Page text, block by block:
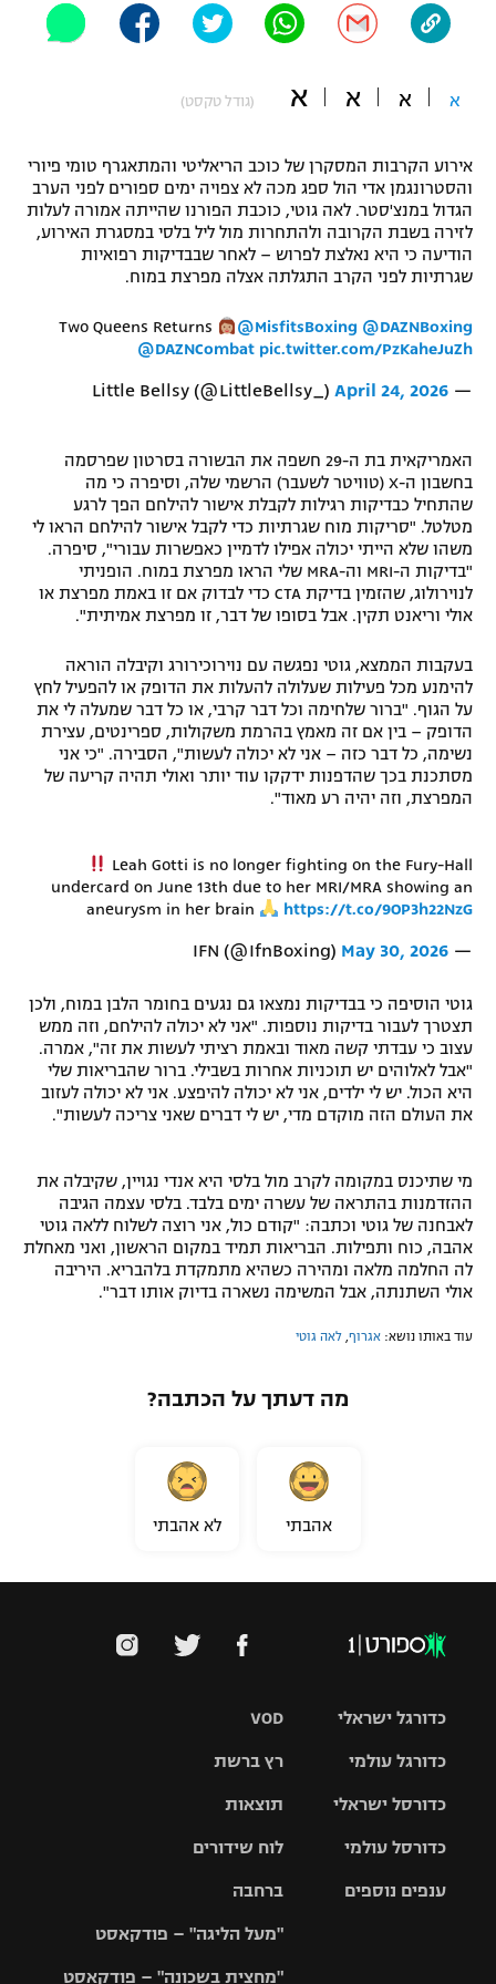
"מחצית בשכונה" – פודקאסט
משתתפים וזוכים בפרסים
תקנון משתתפים וזוכים בפרסים
תקנון עבור פעילות אלקטרה
תקנון עבור פעילות ספורט 1 – "מרלן"
טניס
גיימינג E-Sports
תנאי שימוש
מדיניות פרטיות
תקנון פעילות ספורט 1
רשיון להקרנה פומבית לבית עסק
הצטרפות לחבילת הערוצים
תגיות
המגזין
אופניים
ספורט מוטורי
פוטבול אמריקאי NFL
בייסבול MLB
א א א א (גודל טקסט)
אירוע הקרבות המסקרן של כוכב הריאליטי והמתאגרף טומי פיורי
והסטרונגמן אדי הול ספג מכה לא צפויה ימים ספורים לפני הערב
הגדול במנצ'סטר. לאה גוטי, כוכבת הפורנו שהייתה אמורה לעלות
לזירה בשבת הקרובה ולהתחרות מול ליל בלסי במסגרת האירוע,
הודיעה כי היא נאלצת לפרוש – לאחר שבבדיקות רפואיות
שגרתיות לפני הקרב התגלתה אצלה מפרצת במוח.
Two Queens Returns @MisfitsBoxing @DAZNBoxing
@DAZNCombat pic.twitter.com/PzKaheJuZh
— Little Bellsy (@LittleBellsy_)
April 24, 2026
האמריקאית בת ה-29 חשפה את הבשורה בסרטון שפרסמה
בחשבון ה-X (טוויטר לשעבר) הרשמי שלה, וסיפרה כי מה
שהתחיל כבדיקות רגילות לקבלת אישור להילחם הפך לרגע
מטלטל. "סריקות מוח שגרתיות כדי לקבל אישור להילחם הראו לי
משהו שלא הייתי יכולה אפילו לדמיין כאפשרות עבורי", סיפרה.
"בדיקות ה-MRI וה-MRA שלי הראו מפרצת במוח. הופניתי
לנוירולוג, שהזמין בדיקת CTA כדי לבדוק אם זו באמת מפרצת או
אולי וריאנט תקין. אבל בסופו של דבר, זו מפרצת אמיתית".
בעקבות הממצא, גוטי נפגשה עם נוירוכירורג וקיבלה הוראה
להימנע מכל פעילות שעלולה להעלות את הדופק או להפעיל לחץ
על הגוף. "ברור שלחימה וכל דבר קרבי, או כל דבר שמעלה לי את
הדופק – בין אם זה מאמץ בהרמת משקולות, ספרינטים, עצירת
נשימה, כל דבר כזה – אני לא יכולה לעשות", הסבירה. "כי אני
מסתכנת בכך שהדפנות ידקקו עוד יותר ואולי תהיה קריעה של
המפרצת, וזה יהיה רע מאוד".
Leah Gotti is no longer fighting on the Fury-Hall
undercard on June 13th due to her MRI/MRA showing an
aneurysm in her brain
https://t.co/9OP3h22NzG
— IFN (@IfnBoxing)
May 30, 2026
גוטי הוסיפה כי בבדיקות נמצאו גם נגעים בחומר הלבן במוח, ולכן
תצטרך לעבור בדיקות נוספות. "אני לא יכולה להילחם, וזה ממש
עצוב כי עבדתי קשה מאוד ובאמת רציתי לעשות את זה", אמרה.
"אבל לאלוהים יש תוכניות אחרות בשבילי. ברור שהבריאות שלי
היא הכול. יש לי ילדים, אני לא יכולה להיפצע. אני לא יכולה לעזוב
את העולם הזה מוקדם מדי, יש לי דברים שאני צריכה לעשות".
מי שתיכנס במקומה לקרב מול בלסי היא אנדי נגויין, שקיבלה את
ההזדמנות בהתראה של עשרה ימים בלבד. בלסי עצמה הגיבה
לאבחנה של גוטי וכתבה: "קודם כול, אני רוצה לשלוח ללאה גוטי
אהבה, כוח ותפילות. הבריאות תמיד במקום הראשון, ואני מאחלת
לה החלמה מלאה ומהירה כשהיא מתמקדת בלהבריא. היריבה
אולי השתנתה, אבל המשימה נשארה בדיוק אותו דבר".
עוד באותו נושא: אגרוף, לאה גוטי
מה דעתך על הכתבה?
אהבתי לא אהבתי
VOD
רץ ברשת
תוצאות
לוח שידורים
ברחבה
"מעל הליגה" – פודקאסט
"מחצית בשכונה" – פודקאסט
כדורגל ישראלי
גביע הטוטו
כדורגל עולמי
האלופות
ליגה
כדורסל ישראלי
סל
כדורסל עולמי
ענפים נוספים